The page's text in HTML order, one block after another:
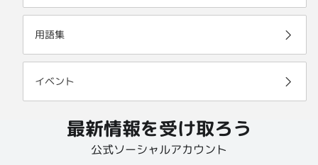
用語集
イベント
最新情報を受け取ろう
公式ソーシャルアカウント